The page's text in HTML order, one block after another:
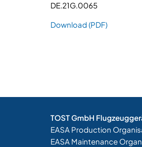
DE.21G.0065
Download (PDF)
TOST GmbH
EASA Production
EASA Maintenance